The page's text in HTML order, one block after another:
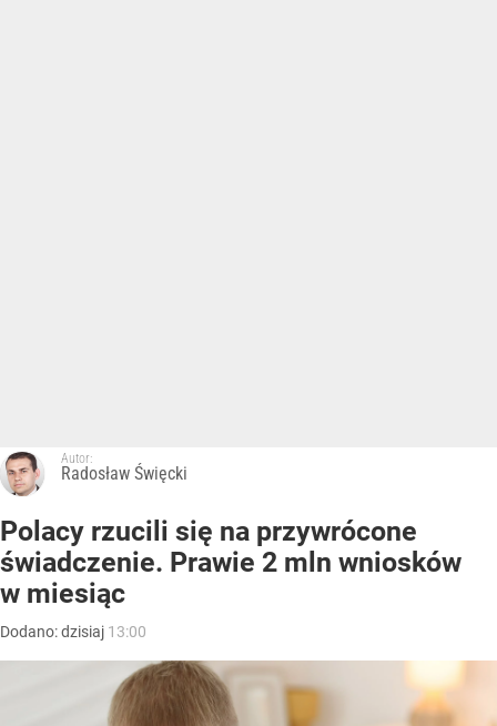
Autor:
Radosław Święcki
Polacy rzucili się na przywrócone
świadczenie. Prawie 2 mln wniosków
w miesiąc
Dodano:dzisiaj 13:00